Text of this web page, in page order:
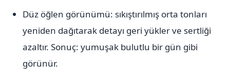
Düz öğlen görünümü: sıkıştırılmış orta tonları
yeniden dağıtarak detayı geri yükler ve sertliği
azaltır. Sonuç: yumuşak bulutlu bir gün gibi
görünür.